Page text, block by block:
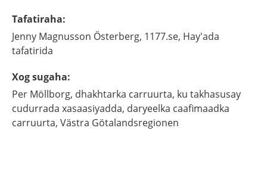
Tafatiraha:
Jenny Magnusson Österberg, 1177.se, Hay'ada
tafatirida
Xog sugaha:
Per Möllborg, dhakhtarka carruurta, ku takhasusay
cudurrada xasaasiyadda, daryeelka caafimaadka
carruurta, Västra Götalandsregionen